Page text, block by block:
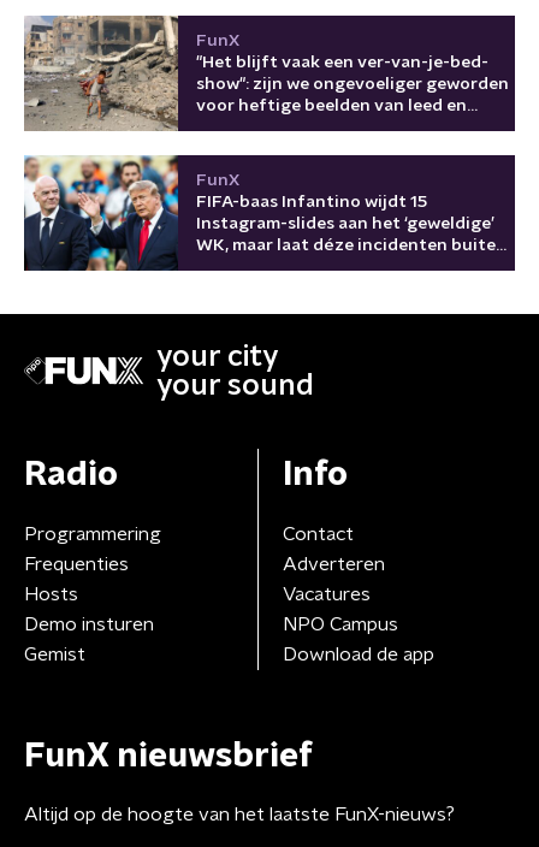
FunX
"Het blijft vaak een ver-van-je-bed-
show": zijn we ongevoeliger geworden
voor heftige beelden van leed en
FunX
FIFA-baas Infantino wijdt 15
Instagram-slides aan het ‘geweldige’
WK, maar laat déze incidenten buiten
your city
your sound
Radio
Programmering
Frequenties
Hosts
Demo insturen
Gemist
Info
Contact
Adverteren
Vacatures
NPO Campus
Download de app
FunX nieuwsbrief
Altijd op de hoogte van het laatste FunX-nieuws?